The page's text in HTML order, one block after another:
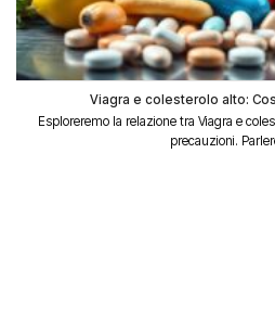
Viagra e colesterolo alto:
Esploreremo la relazione tra Viagra e
precauzioni.